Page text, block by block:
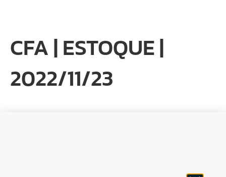
CFA | ESTOQUE |
2022/11/23